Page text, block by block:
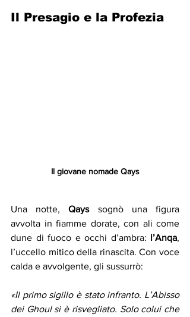
Il Presagio e la Profezia
Il giovane nomade Qays
Una notte, Qays sognò una figura
avvolta in fiamme dorate, con ali come
dune di fuoco e occhi d’ambra: l’Anqa,
l’uccello mitico della rinascita. Con voce
calda e avvolgente, gli sussurrò:
«Il primo sigillo è stato infranto. L’Abisso
dei Ghoul si è risvegliato. Solo colui che